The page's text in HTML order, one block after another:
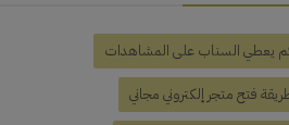
يعطي السناب على المشاهدات
فتح متجر إلكتروني مجاني